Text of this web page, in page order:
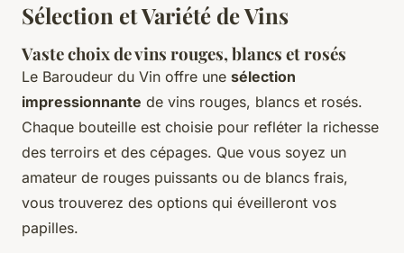
Sélection et Variété de Vins
Vaste choix de vins rouges, blancs et rosés
Le Baroudeur du Vin offre une sélection
impressionnante de vins rouges, blancs et rosés.
Chaque bouteille est choisie pour refléter la richesse
des terroirs et des cépages. Que vous soyez un
amateur de rouges puissants ou de blancs frais,
vous trouverez des options qui éveilleront vos
papilles.